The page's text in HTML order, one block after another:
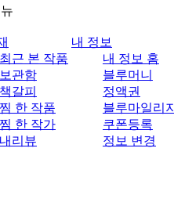
최근 본 작품
보관함
책갈피
찜 한 작품
찜 한 작가
내리뷰
내 정보
내 정보 홈
블루머니
정액권
블루마일리지
쿠폰등록
정보 변경